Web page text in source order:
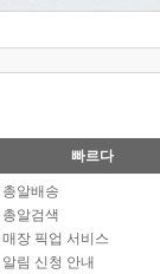
빠르다
총알배송
총알검색
매장 픽업 서비스
알림 신청 안내